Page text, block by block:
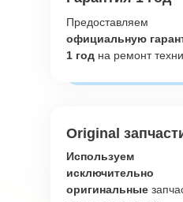
Предоставляем
официальную
1 год на ремонт
Используем
исключительно
оригинальные
Original